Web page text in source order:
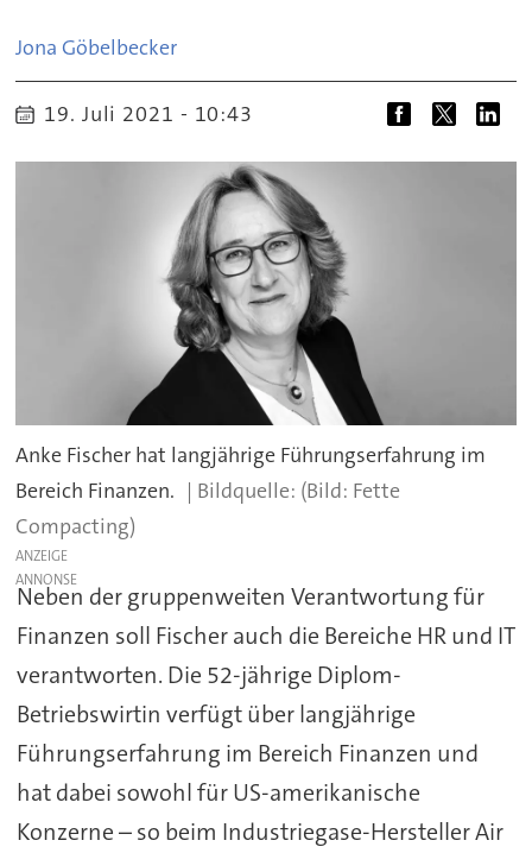
Jona Göbelbecker
19. Juli 2021 - 10:43
Anke Fischer hat langjährige Führungserfahrung im
Bereich Finanzen.
(Bild: Fette
Compacting)
ANZEIGE
Neben der gruppenweiten Verantwortung für
Finanzen soll Fischer auch die Bereiche HR und IT
verantworten. Die 52-jährige Diplom-
Betriebswirtin verfügt über langjährige
Führungserfahrung im Bereich Finanzen und
hat dabei sowohl für US-amerikanische
Konzerne – so beim Industriegase-Hersteller Air